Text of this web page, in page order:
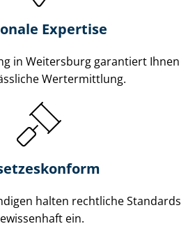
Expertise
in Weitersburg garantiert Ihnen
Wertermittlung.
halten rechtliche Standards
ein.